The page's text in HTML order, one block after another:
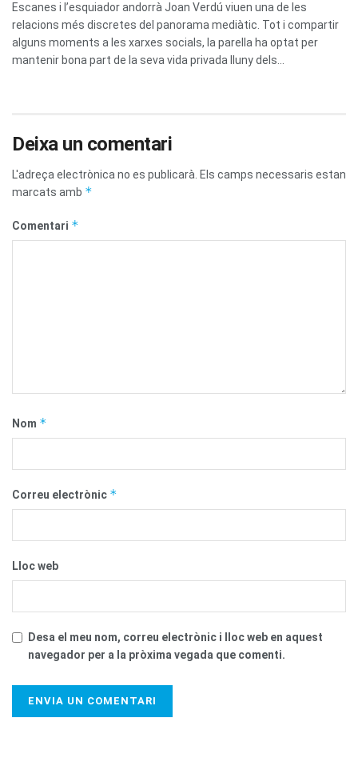
Escanes i l’esquiador andorrà Joan Verdú viuen una de les
relacions més discretes del panorama mediàtic. Tot i compartir
alguns moments a les xarxes socials, la parella ha optat per
mantenir bona part de la seva vida privada lluny dels...
Deixa un comentari
L'adreça electrònica no es publicarà. Els camps necessaris estan
marcats amb *
Comentari *
Nom *
Correu electrònic *
Lloc web
Desa el meu nom, correu electrònic i lloc web en aquest
navegador per a la pròxima vegada que comenti.